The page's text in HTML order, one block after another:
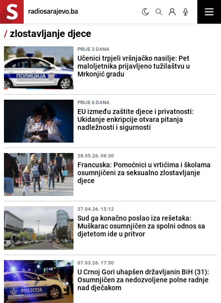
/zlostavljanje djece
PRIJE 2 DANA
Učenici trpjeli vršnjačko nasilje: Pet
maloljetnika prijavljeno tužilaštvu u
Mrkonjić gradu
PRIJE 6 DANA
EU između zaštite djece i privatnosti:
Ukidanje enkripcije otvara pitanja
nadležnosti i sigurnosti
28.05.26. 06:30
Francuska: Pomoćnici u vrtićima i školama
osumnjičeni za seksualno zlostavljanje
djece
27.04.26. 15:12
Sud ga konačno poslao iza rešetaka:
Muškarac osumnjičen za spolni odnos sa
djetetom ide u pritvor
07.03.26. 17:50
U Crnoj Gori uhapšen državljanin BiH (31):
Osumnjičen za nedozvoljene polne radnje
nad dječakom